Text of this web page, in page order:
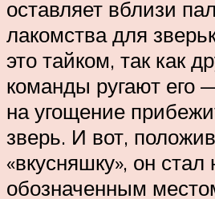
оставляет вблизи
лакомства для
это тайком, так как
команды ругают его
на угощение
зверь. И вот,
«вкусняшку», он
обозначенным